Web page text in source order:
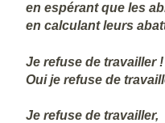
en espérant que les
en calculant leurs
Je refuse de travailler !
Oui je refuse de
Je refuse de travailler,